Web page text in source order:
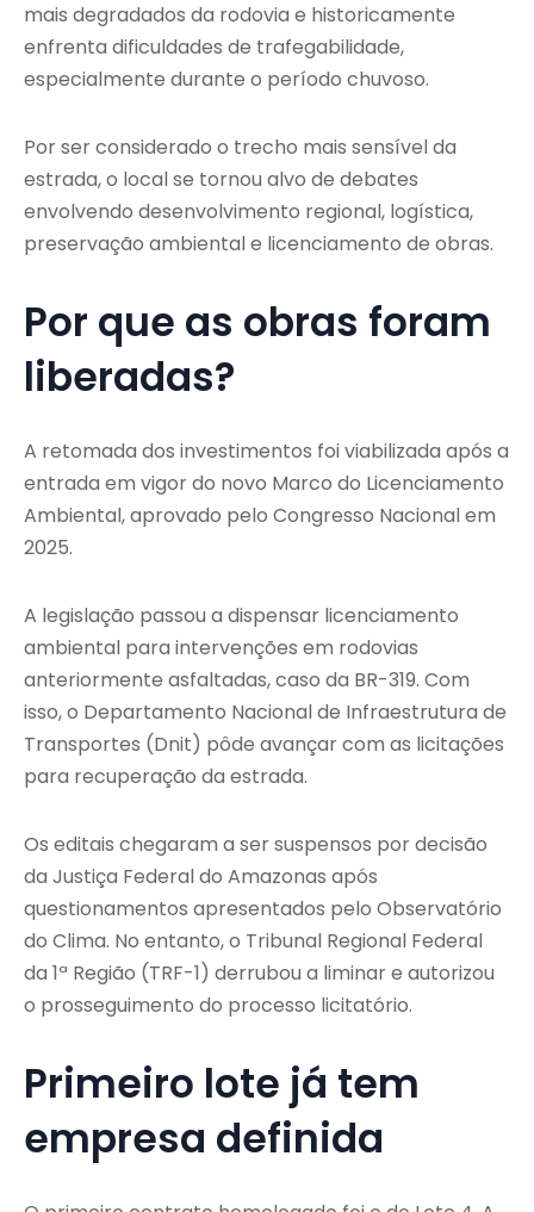
mais degradados da rodovia e historicamente
enfrenta dificuldades de trafegabilidade,
especialmente durante o período chuvoso.
Por ser considerado o trecho mais sensível da
estrada, o local se tornou alvo de debates
envolvendo desenvolvimento regional, logística,
preservação ambiental e licenciamento de obras.
Por que as obras foram
liberadas?
A retomada dos investimentos foi viabilizada após a
entrada em vigor do novo Marco do Licenciamento
Ambiental, aprovado pelo Congresso Nacional em
2025.
A legislação passou a dispensar licenciamento
ambiental para intervenções em rodovias
anteriormente asfaltadas, caso da BR-319. Com
isso, o Departamento Nacional de Infraestrutura de
Transportes (Dnit) pôde avançar com as licitações
para recuperação da estrada.
Os editais chegaram a ser suspensos por decisão
da Justiça Federal do Amazonas após
questionamentos apresentados pelo Observatório
do Clima. No entanto, o Tribunal Regional Federal
da 1ª Região (TRF-1) derrubou a liminar e autorizou
o prosseguimento do processo licitatório.
Primeiro lote já tem
empresa definida